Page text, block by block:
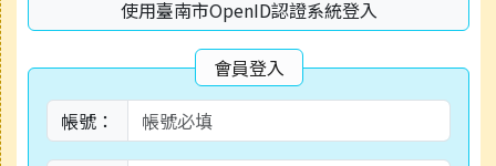
使用臺南市OpenID認證系統登入
會員登入
帳號：